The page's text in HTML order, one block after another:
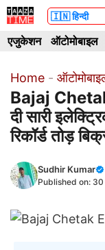
Skip
to
content
एजुकेशन ऑटोमोबाइल
Home -
Bajaj
दी सारी
रिकॉर्ड तोड़
Sudhir Kumar
Published on: 30